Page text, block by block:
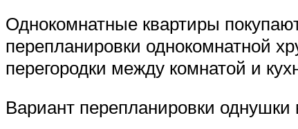
Однокомнатные квартиры
перепланировки однокомнатной
перегородки между комнатой и
Вариант перепланировки однушки